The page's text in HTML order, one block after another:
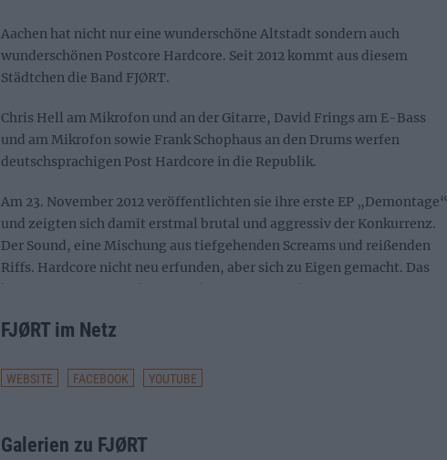
Aachen hat nicht nur eine wunderschöne Altstadt sondern auch
wunderschönen Postcore Hardcore. Seit 2012 kommt aus diesem
Städtchen die Band FJØRT.
Chris Hell am Mikrofon und an der Gitarre, David Frings am E-Bass
und am Mikrofon sowie Frank Schophaus an den Drums werfen
deutschsprachigen Post Hardcore in die Republik.
Am 23. November 2012 veröffentlichten sie ihre erste EP „Demontage“
und zeigten sich damit erstmal brutal und aggressiv der Konkurrenz.
Der Sound, eine Mischung aus tiefgehenden Screams und reißenden
Riffs. Hardcore nicht neu erfunden, aber sich zu Eigen gemacht. Das
kam von Anfang an sehr gut in der Szene an und FJØRT präsentierten
Menschen zu graben.
Das erste Studioalbum gab es schließlich am 21.März 2014. „D‘
die Schwarte kracht und/oder die Kehle keinen Schrei mehr zulässt.
FJØRT im Netz
WEBSITE FACEBOOK YOUTUBE
Galerien zu FJØRT